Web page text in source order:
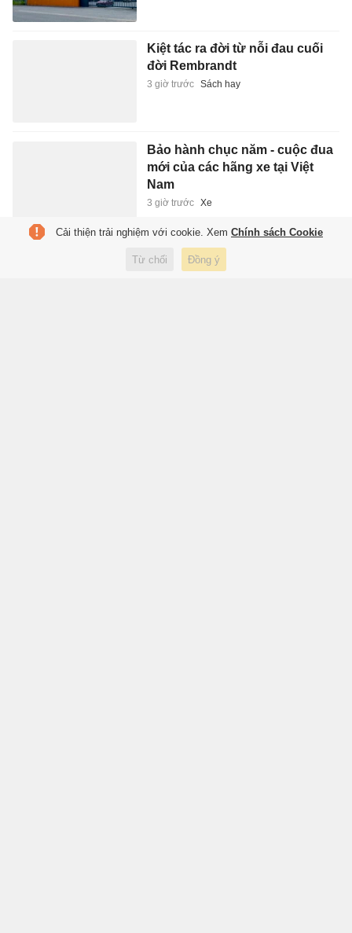
Kiệt tác ra đời từ nỗi đau cuối
đời Rembrandt
3 giờ trước Sách hay
Bảo hành chục năm - cuộc đua
mới của các hãng xe tại Việt
Nam
3 giờ trước Xe
'Nhà xuất bản làm đúng quy
trình chặt chẽ thì không cần lo
Cải thiện trải nghiệm với cookie. Xem Chính sách Cookie
Từ chối Đồng ý